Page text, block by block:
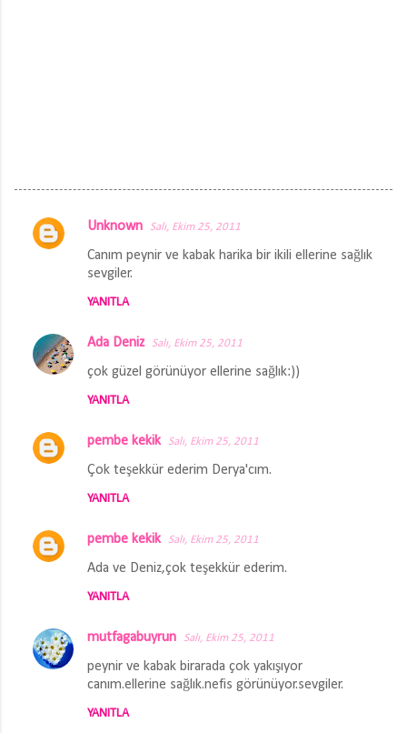
Y
m
l
Unknown Salı, Ekim 25, 2011
Canım peynir ve kabak harika bir ikili ellerine sağlık
sevgiler.
YANITLA
Ada Deniz Salı, Ekim 25, 2011
çok güzel görünüyor ellerine sağlık:))
YANITLA
pembe kekik Salı, Ekim 25, 2011
Çok teşekkür ederim Derya'cım.
YANITLA
pembe kekik Salı, Ekim 25, 2011
Ada ve Deniz,çok teşekkür ederim.
YANITLA
mutfagabuyrun Salı, Ekim 25, 2011
peynir ve kabak birarada çok yakışıyor
canım.ellerine sağlık.nefis görünüyor.sevgiler.
YANITLA